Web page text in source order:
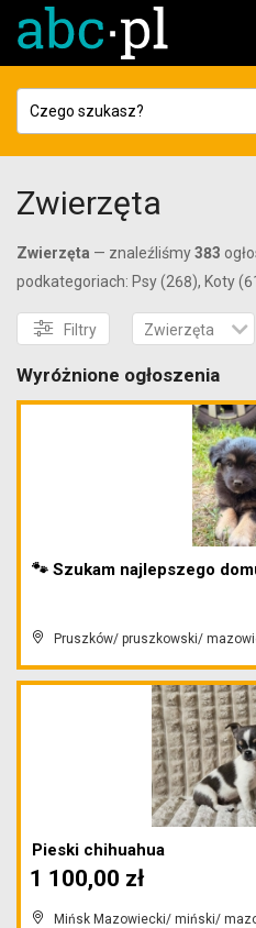
Zwierzęta
Zwierzęta — znaleźliśmy383
podkategoriach: Psy (268), Koty
Filtry Zwierzęta
Wyróżnione ogłoszenia
🐾 Szukam najlepszego
Pruszków/ pruszkowski/
Pieski chihuahua
Mińsk Mazowiecki/ miński/
1 100,00 zł